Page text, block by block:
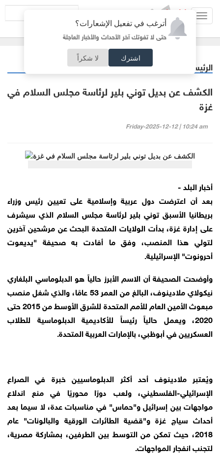
أترغب في تفعيل الإشعارات؟
حتى لا تفوتك آخر الأحداث والأخبار العاجلة
اشترك لا شكراً
الرئيسية عربي دولي
الكشف عن بديل توني بلير لرئاسة مجلس السلام في
غزة
Friday-2025-12-12 | 10:24 am
أخبار البلد -
بعد أن اعترضت دول عربية وإسلامية على تعيين رئيس وزراء
بريطانيا الأسبق توني بلير لرئاسة مجلس السلام الذي سيشرف
على إدارة غزة، بدأت الولايات المتحدة البحث عن مرشحين آخرين
لتولي هذا المنصب، وفق ما أفادت به صحيفة "يديعوت
أحرونوت" الإسرائيلية.
وأوضحت الصحيفة أن الاسم الأبرز حالياً هو الدبلوماسي البلغاري
نيكولاي ملادينوف، البالغ من العمر 53 عامًا، والذي شغل منصب
مبعوث الأمين العام للأمم المتحدة للشرق الأوسط من 2015 حتى
2020، ويعمل حالياً رئيساً للأكاديمية الدبلوماسية للطلاب
العسكريين في أبوظبي، بالإمارات العربية المتحدة.
ويُعتبر ملادينوف أحد أكثر الدبلوماسيين خبرة في الصراع
الإسرائيلي-الفلسطيني، ولعب دورًا محوريًا في منع اندلاع
مواجهات بين إسرائيل و"حماس" في مناسبات عدة، لا سيما بعد
أحداث سياج غزة و"قضية الطائرات الورقية والبالونات" عام
2018، حيث تمكن من التوسط بين الطرفين، بمشاركة مصرية،
لتجنب انفجار المواجهات.